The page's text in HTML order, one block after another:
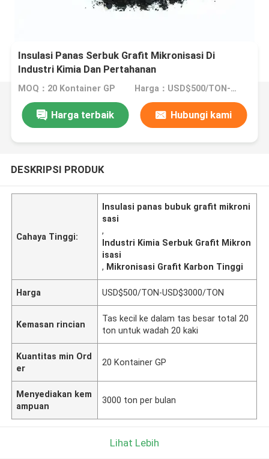
Insulasi Panas Serbuk Grafit Mikronisasi Di
Industri Kimia Dan Pertahanan
MOQ：20 Kontainer GP Harga：USD$500/TON-USD$3000/TON
Harga terbaik Hubungi kami
DESKRIPSI PRODUK
Cahaya Tinggi:
Insulasi panas bubuk grafit mikroni
sasi
,
Industri Kimia Serbuk Grafit Mikron
isasi
, Mikronisasi Grafit Karbon Tinggi
Harga USD$500/TON-USD$3000/TON
Kemasan rincian
Tas kecil ke dalam tas besar total 20
ton untuk wadah 20 kaki
Kuantitas min Ord
er
20 Kontainer GP
Menyediakan kem
ampuan
3000 ton per bulan
Lihat Lebih